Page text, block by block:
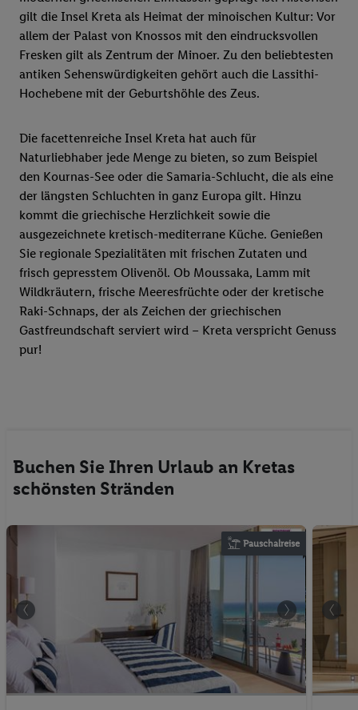
gilt die Insel Kreta als Heimat der minoischen Kultur: Vor
allem der Palast von Knossos mit den eindrucksvollen
Fresken gilt als Zentrum der Minoer. Zu den beliebtesten
antiken Sehenswürdigkeiten gehört auch die Lassithi-
Hochebene mit der Geburtshöhle des Zeus.
Die facettenreiche Insel Kreta hat auch für
Naturliebhaber jede Menge zu bieten, so zum Beispiel
den Kournas-See oder die Samaria-Schlucht, die als eine
der längsten Schluchten in ganz Europa gilt. Hinzu
kommt die griechische Herzlichkeit sowie die
ausgezeichnete kretisch-mediterrane Küche. Genießen
Sie regionale Spezialitäten mit frischen Zutaten und
frisch gepresstem Olivenöl. Ob Moussaka, Lamm mit
Wildkräutern, frische Meeresfrüchte oder der kretische
Raki-Schnaps, der als Zeichen der griechischen
Gastfreundschaft serviert wird – Kreta verspricht Genuss
pur!
Buchen Sie Ihren Urlaub an Kretas
schönsten Stränden
Pauschalreise